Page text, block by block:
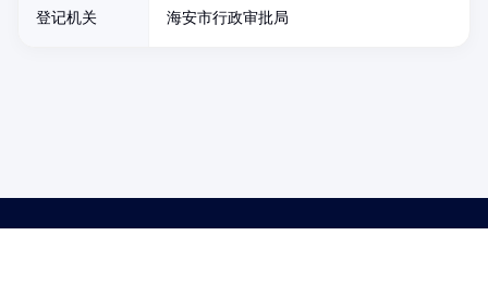
登记机关 海安市行政审批局